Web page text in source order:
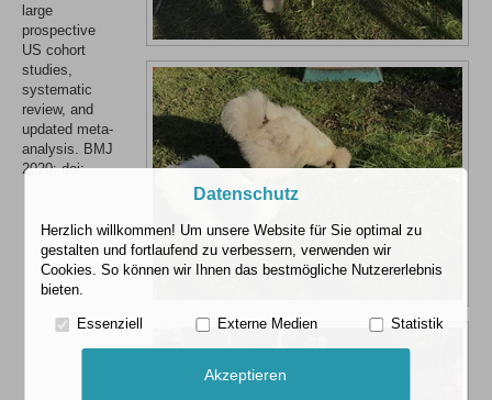
large
prospective
US cohort
studies,
systematic
review, and
updated meta-
analysis. BMJ
2020; doi:
Datenschutz
Herzlich willkommen! Um unsere Website für Sie optimal zu
gestalten und fortlaufend zu verbessern, verwenden wir
Cookies. So können wir Ihnen das bestmögliche Nutzererlebnis
bieten.
Essenziell Externe Medien Statistik
Akzeptieren